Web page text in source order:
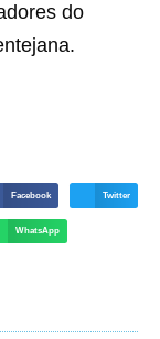
do
Facebook Twitter
WhatsApp